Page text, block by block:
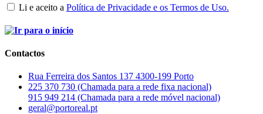
Li e aceito a Política de Privacidade e os Termos de Uso.
Contactos
Rua Ferreira dos Santos 137 4300-199 Porto
225 370 730 (Chamada para a rede fixa nacional)
915 949 214 (Chamada para a rede móvel nacional)
geral@portoreal.pt